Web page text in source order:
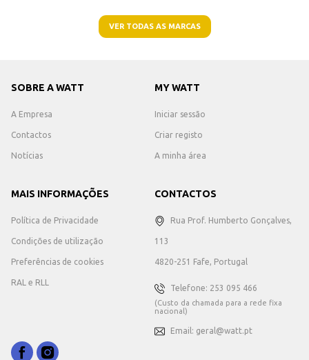
VER TODAS AS MARCAS
SOBRE A WATT
A Empresa
Contactos
Notícias
MY WATT
Iniciar sessão
Criar registo
A minha área
MAIS INFORMAÇÕES
Política de Privacidade
Condições de utilização
Preferências de cookies
RAL e RLL
CONTACTOS
Rua Prof. Humberto Gonçalves,
113
4820-251 Fafe, Portugal
Telefone: 253 095 466
(Custo da chamada para a rede fixa
nacional)
Email: geral@watt.pt